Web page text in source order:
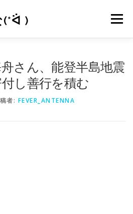
(*ᐛ ) メニュー
舟さん、能登半島地震
し善行を積む
者: FEVER_ANTENNA